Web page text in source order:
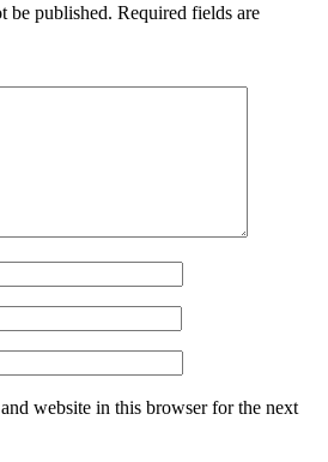
be published. Required fields are
website in this browser for the next